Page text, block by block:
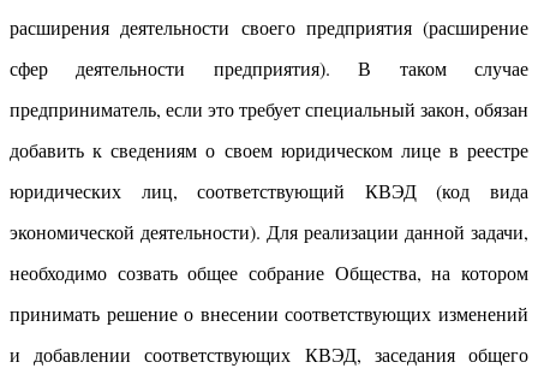
расширения деятельности своего предприятия (расширение
сфер деятельности предприятия). В таком случае
предприниматель, если это требует специальный закон, обязан
добавить к сведениям о своем юридическом лице в реестре
юридических лиц, соответствующий КВЭД (код вида
экономической деятельности). Для реализации данной задачи,
необходимо созвать общее собрание Общества, на котором
принимать решение о внесении соответствующих изменений
и добавлении соответствующих КВЭД, заседания общего